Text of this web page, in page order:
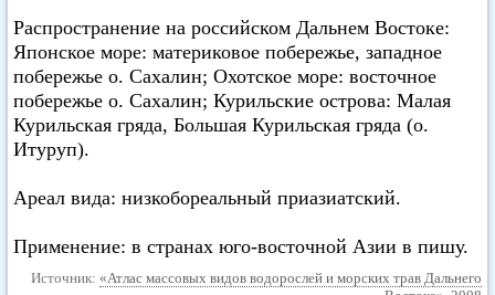
Распространение на российском Дальнем Востоке:
Японское море: материковое побережье, западное
побережье о. Сахалин; Охотское море: восточное
побережье о. Сахалин; Курильские острова: Малая
Курильская гряда, Большая Курильская гряда (о.
Итуруп).
Ареал вида: низкобореальный приазиатский.
Применение: в странах юго-восточной Азии в пишу.
Источник: «Атлас массовых видов водорослей и морских трав Дальнего